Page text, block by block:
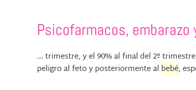
Psicofarmacos,
... trimestre, y el 90% al final del 2º
peligro al feto y posteriormente al bebé,